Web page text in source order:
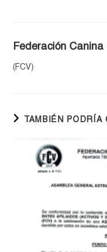
Federación Canina
(FCV)
TAMBIÉN PODRÍA